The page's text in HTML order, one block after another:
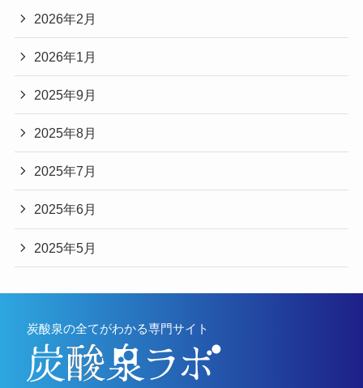
2026年2月
2026年1月
2025年9月
2025年8月
2025年7月
2025年6月
2025年5月
炭酸泉の全てがわかる専門サイト